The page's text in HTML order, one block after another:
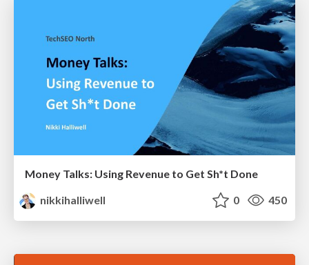
Money Talks: Using Revenue to Get Sh*t Done
nikkihalliwell
0 450